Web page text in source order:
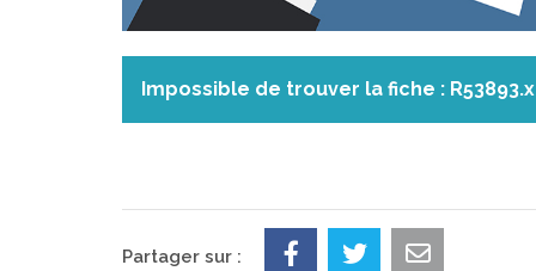
Impossible de trouver la fiche :
Partager sur :